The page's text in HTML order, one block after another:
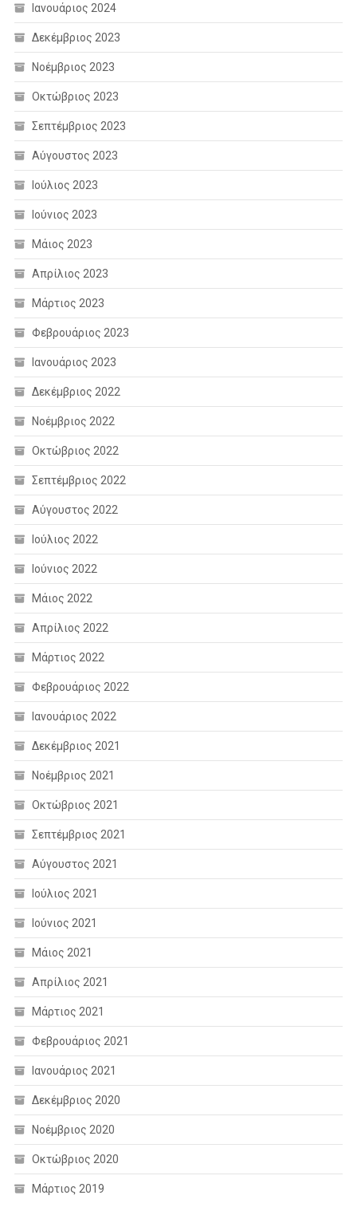
Ιανουάριος 2024
Δεκέμβριος 2023
Νοέμβριος 2023
Οκτώβριος 2023
Σεπτέμβριος 2023
Αύγουστος 2023
Ιούλιος 2023
Ιούνιος 2023
Μάιος 2023
Απρίλιος 2023
Μάρτιος 2023
Φεβρουάριος 2023
Ιανουάριος 2023
Δεκέμβριος 2022
Νοέμβριος 2022
Οκτώβριος 2022
Σεπτέμβριος 2022
Αύγουστος 2022
Ιούλιος 2022
Ιούνιος 2022
Μάιος 2022
Απρίλιος 2022
Μάρτιος 2022
Φεβρουάριος 2022
Ιανουάριος 2022
Δεκέμβριος 2021
Νοέμβριος 2021
Οκτώβριος 2021
Σεπτέμβριος 2021
Αύγουστος 2021
Ιούλιος 2021
Ιούνιος 2021
Μάιος 2021
Απρίλιος 2021
Μάρτιος 2021
Φεβρουάριος 2021
Ιανουάριος 2021
Δεκέμβριος 2020
Νοέμβριος 2020
Οκτώβριος 2020
Μάρτιος 2019